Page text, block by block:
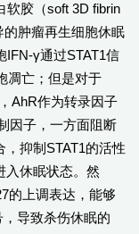
软胶（soft 3D fibrin
肿瘤再生细胞休眠
IFN-γ通过STAT1信
凋亡；但是对于
AhR作为转录因子
因子，一方面阻断
抑制STAT1的活性
入休眠状态。然
的上调表达，能够
导致杀伤休眠的